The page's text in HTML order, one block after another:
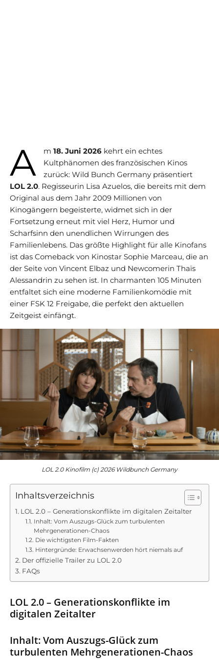
A m 18. Juni 2026 kehrt ein echtes
Kultphänomen des französischen Kinos
zurück: Wild Bunch Germany präsentiert
LOL 2.0. Regisseurin Lisa Azuelos, die bereits mit dem
Original aus dem Jahr 2009 Millionen von
Kinogängern begeisterte, widmet sich in der
Fortsetzung erneut mit viel Herz, Humor und
Scharfsinn den unendlichen Wirrungen des
Familienlebens. Das größte Highlight für alle Kinofans
ist das Comeback von Kinostar Sophie Marceau, die an
der Seite von Vincent Elbaz und Newcomerin Thaïs
Alessandrin zu sehen ist. In charmanten 105 Minuten
entfaltet sich eine moderne Familienkomödie mit
einer FSK 12 Freigabe, die perfekt den aktuellen
Zeitgeist einfängt.
LOL 2.0 Kinofilm (c) 2026 Wildbunch Germany
Inhaltsverzeichnis
LOL 2.0 – Generationskonflikte im digitalen Zeitalter
Inhalt: Vom Auszugs-Glück zum turbulenten
Mehrgenerationen-Chaos
Die wichtigsten Film-Fakten
Hintergründe: Erwachsenwerden hört niemals auf
Der offizielle Trailer zu LOL 2.0
FAQs
LOL 2.0 – Generationskonflikte im
digitalen Zeitalter
Inhalt: Vom Auszugs-Glück zum
turbulenten Mehrgenerationen-Chaos